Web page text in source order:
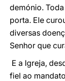
demónio.
porta. Ele
diversas
Senhor que
E a Igreja,
fiel ao